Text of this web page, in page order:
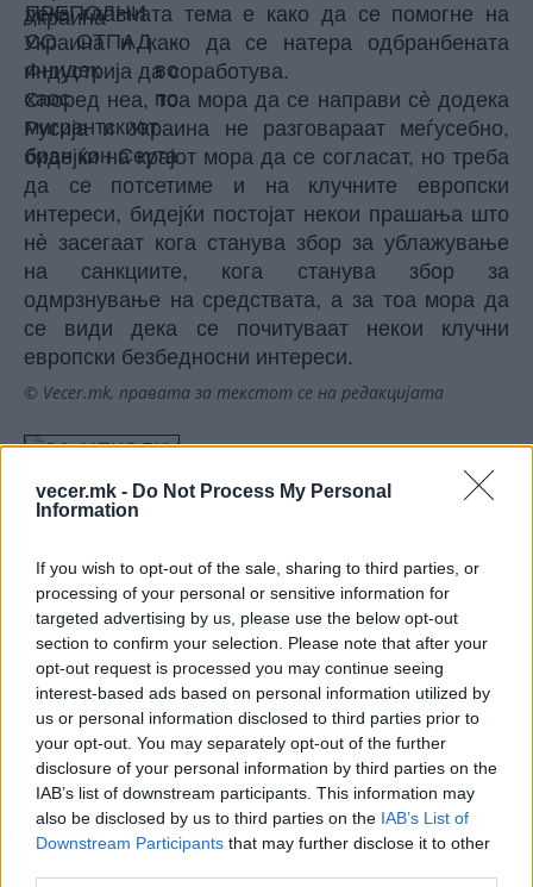
vecer.mk - Do Not Process My Personal
Information
If you wish to opt-out of the sale, sharing to third parties, or
processing of your personal or sensitive information for
targeted advertising by us, please use the below opt-out
section to confirm your selection. Please note that after your
opt-out request is processed you may continue seeing
interest-based ads based on personal information utilized by
us or personal information disclosed to third parties prior to
your opt-out. You may separately opt-out of the further
disclosure of your personal information by third parties on the
IAB’s list of downstream participants. This information may
also be disclosed by us to third parties on the IAB’s List of
Downstream Participants that may further disclose it to other
дека главната тема е како да се помогне на
Украина и како да се натера одбранбената
индустрија да соработува.
Според неа, тоа мора да се направи сè додека
Русија и Украина не разговараат меѓусебно,
бидејќи на крајот мора да се согласат, но треба
да се потсетиме и на клучните европски
интереси, бидејќи постојат некои прашања што
нè засегаат кога станува збор за ублажување
на санкциите, кога станува збор за
одмрзнување на средствата, а за тоа мора да
се види дека се почитуваат некои клучни
европски безбедносни интереси.
© Vecer.mk, правата за текстот се на редакцијата
ИЗБЕГНАТА ЕНЕРГЕТСКА КРИЗА -
Унгарија за влакно ја спаси
КАСПИСКОТО МОРЕ – Следната
експлозивна точка на светската
криза
НАЈЧИТАНИ ВО ПОСЛЕДНИ 7 ДЕНА
Ахмети кажа што го мачи:
СЛУШАМ, САКААТ ДА СЕ СУДИ
ЗА ВОЕНИТЕ ЗЛОСТРОСТВА НА
УЧК...